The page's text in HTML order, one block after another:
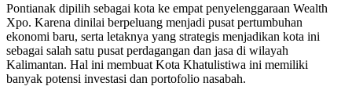
Pontianak dipilih sebagai kota ke empat penyelenggaraan Wealth
Xpo. Karena dinilai berpeluang menjadi pusat pertumbuhan
ekonomi baru, serta letaknya yang strategis menjadikan kota ini
sebagai salah satu pusat perdagangan dan jasa di wilayah
Kalimantan. Hal ini membuat Kota Khatulistiwa ini memiliki
banyak potensi investasi dan portofolio nasabah.